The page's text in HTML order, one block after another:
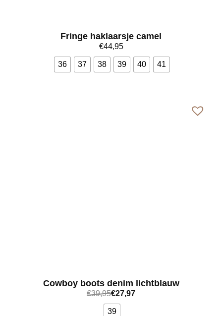
Fringe haklaarsje camel
€44,95
36 37 38 39 40 41
Cowboy boots denim lichtblauw
€39,95€27,97
39